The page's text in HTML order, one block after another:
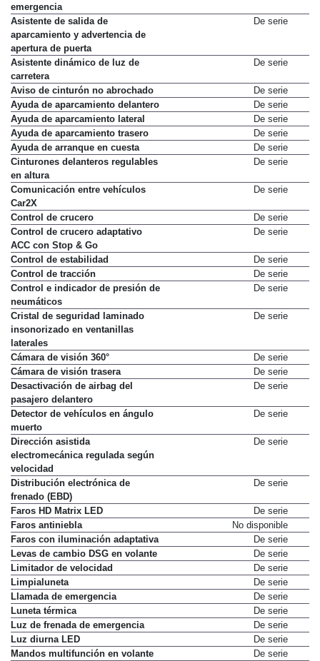
emergencia
Asistente de salida de
aparcamiento y advertencia de
apertura de puerta
De serie
Asistente dinámico de luz de
carretera
De serie
Aviso de cinturón no abrochado
De serie
Ayuda de aparcamiento delantero
De serie
Ayuda de aparcamiento lateral
De serie
Ayuda de aparcamiento trasero
De serie
Ayuda de arranque en cuesta
De serie
Cinturones delanteros regulables
en altura
De serie
Comunicación entre vehículos
Car2X
De serie
Control de crucero
De serie
Control de crucero adaptativo
ACC con Stop & Go
De serie
Control de estabilidad
De serie
Control de tracción
De serie
Control e indicador de presión de
neumáticos
De serie
Cristal de seguridad laminado
insonorizado en ventanillas
laterales
De serie
Cámara de visión 360°
De serie
Cámara de visión trasera
De serie
Desactivación de airbag del
pasajero delantero
De serie
Detector de vehículos en ángulo
muerto
De serie
Dirección asistida
electromecánica regulada según
velocidad
De serie
Distribución electrónica de
frenado (EBD)
De serie
Faros HD Matrix LED
De serie
Faros antiniebla
No disponible
Faros con iluminación adaptativa
De serie
Levas de cambio DSG en volante
De serie
Limitador de velocidad
De serie
Limpialuneta
De serie
Llamada de emergencia
De serie
Luneta térmica
De serie
Luz de frenada de emergencia
De serie
Luz diurna LED
De serie
Mandos multifunción en volante
De serie